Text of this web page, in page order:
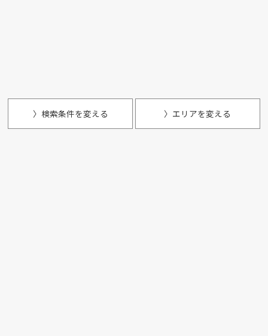
〉検索条件を変える 〉エリアを変える